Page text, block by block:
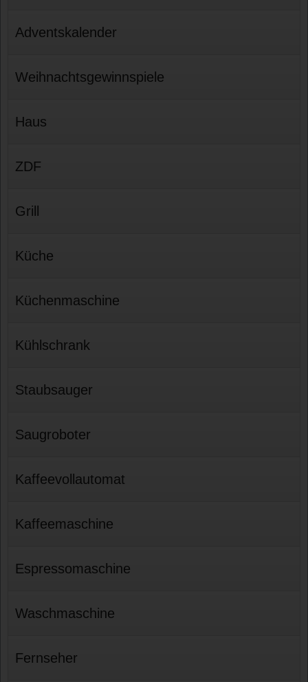
Adventskalender
Weihnachtsgewinnspiele
Haus
ZDF
Grill
Küche
Küchenmaschine
Kühlschrank
Staubsauger
Saugroboter
Kaffeevollautomat
Kaffeemaschine
Espressomaschine
Waschmaschine
Fernseher